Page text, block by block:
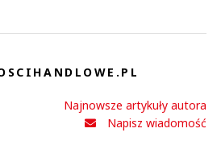
Najnowsze artykuły autora
Napisz wiadomość